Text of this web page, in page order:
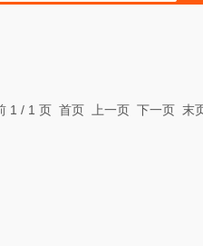
1 / 1 页 首页 上一页 下一页 末